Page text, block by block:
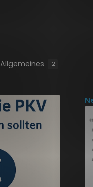
Allgemeines 12